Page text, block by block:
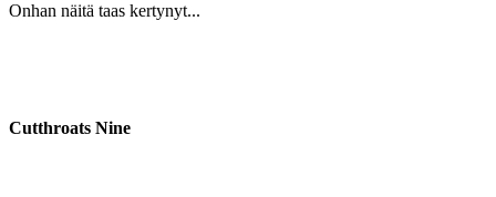
Onhan näitä taas kertynyt...
Cutthroats Nine